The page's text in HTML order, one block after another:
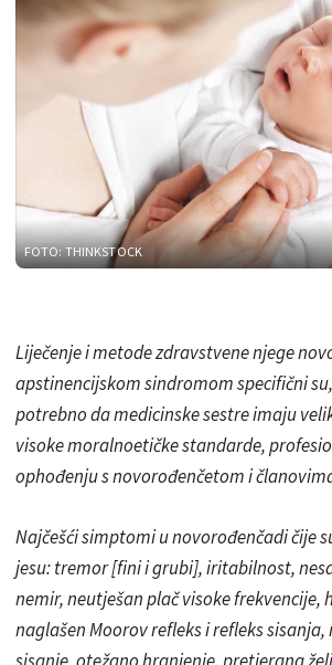
FOTO: THINKSTOCK
Liječenje i metode zdravstvene njege
apstinencijskom sindromom specifični
potrebno da medicinske sestre imaju
visoke moralnoetičke standarde,
ophođenju s novorođenčetom i
Najčešći simptomi u novorođenčadi čije
jesu: tremor [fini i grubi], iritabilnost,
nemir, neutješan plač visoke frekvencije,
naglašen Moorov refleks i refleks